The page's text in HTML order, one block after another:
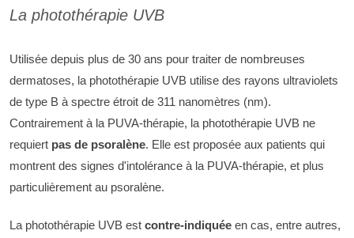
La photothérapie UVB
Utilisée depuis plus de 30 ans pour traiter de nombreuses
dermatoses, la photothérapie UVB utilise des rayons ultraviolets
de type B à spectre étroit de 311 nanomètres (nm).
Contrairement à la PUVA-thérapie, la photothérapie UVB ne
requiert pas de psoralène. Elle est proposée aux patients qui
montrent des signes d'intolérance à la PUVA-thérapie, et plus
particulièrement au psoralène.
La photothérapie UVB est contre-indiquée en cas, entre autres,